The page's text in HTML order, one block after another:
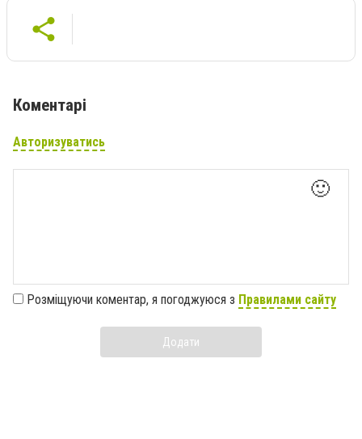
Коментарі
Авторизуватись
🙂
Розміщуючи коментар, я погоджуюся з Правилами сайту
Додати